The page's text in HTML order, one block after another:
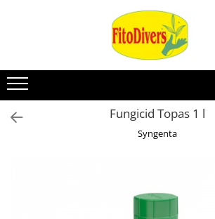
Fungicid Topas 1 l
Syngenta